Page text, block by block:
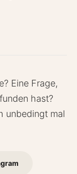
Eine Frage,
hast?
unbedingt mal